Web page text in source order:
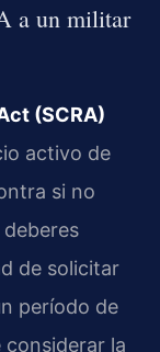
a un militar
(SCRA)
activo de
si no
de solicitar
período de
considerar la